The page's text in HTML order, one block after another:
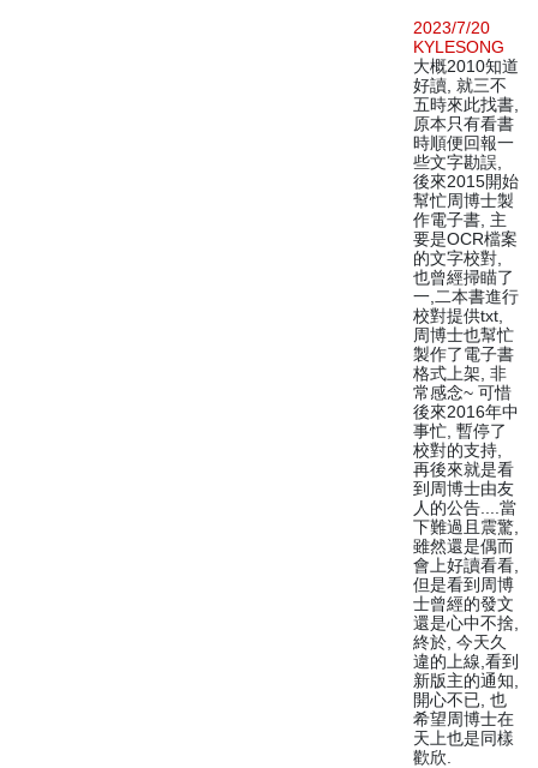
2023/7/20
KYLESONG
大概2010知道
好讀, 就三不
五時來此找書,
原本只有看書
時順便回報一
些文字勘誤,
後來2015開始
幫忙周博士製
作電子書, 主
要是OCR檔案
的文字校對,
也曾經掃瞄了
一,二本書進行
校對提供txt,
周博士也幫忙
製作了電子書
格式上架, 非
常感念~ 可惜
後來2016年中
事忙, 暫停了
校對的支持,
再後來就是看
到周博士由友
人的公告....當
下難過且震驚,
雖然還是偶而
會上好讀看看,
但是看到周博
士曾經的發文
還是心中不捨,
終於, 今天久
違的上線,看到
新版主的通知,
開心不已, 也
希望周博士在
天上也是同樣
歡欣.